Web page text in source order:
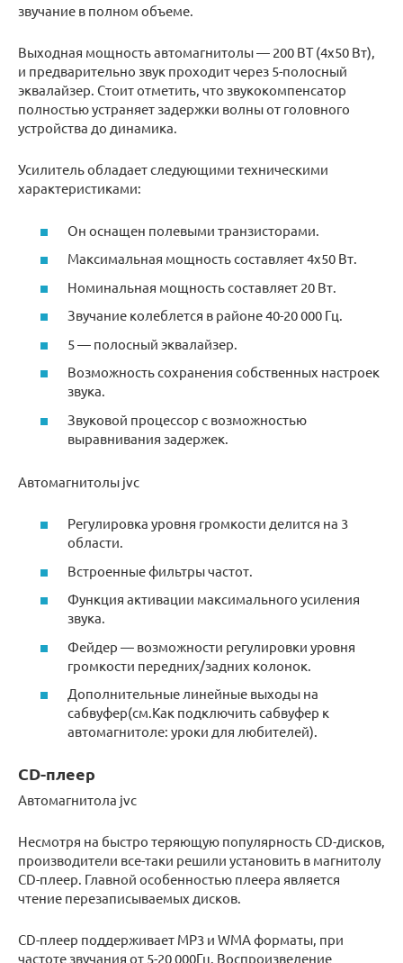
звучание в полном объеме.
Выходная мощность автомагнитолы — 200 ВТ (4х50 Вт),
и предварительно звук проходит через 5-полосный
эквалайзер. Стоит отметить, что звукокомпенсатор
полностью устраняет задержки волны от головного
устройства до динамика.
Усилитель обладает следующими техническими
характеристиками:
Он оснащен полевыми транзисторами.
Максимальная мощность составляет 4х50 Вт.
Номинальная мощность составляет 20 Вт.
Звучание колеблется в районе 40-20 000 Гц.
5 — полосный эквалайзер.
Возможность сохранения собственных настроек
звука.
Звуковой процессор с возможностью
выравнивания задержек.
Автомагнитолы jvc
Регулировка уровня громкости делится на 3
области.
Встроенные фильтры частот.
Функция активации максимального усиления
звука.
Фейдер — возможности регулировки уровня
громкости передних/задних колонок.
Дополнительные линейные выходы на
сабвуфер(см.Как подключить сабвуфер к
автомагнитоле: уроки для любителей).
CD-плеер
Автомагнитола jvc
Несмотря на быстро теряющую популярность CD-дисков,
производители все-таки решили установить в магнитолу
CD-плеер. Главной особенностью плеера является
чтение перезаписываемых дисков.
CD-плеер поддерживает MP3 и WMA форматы, при
частоте звучания от 5-20 000Гц. Воспроизведение